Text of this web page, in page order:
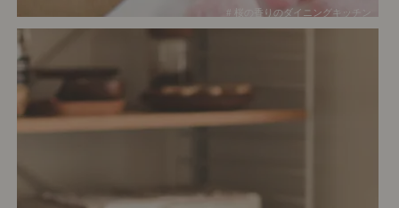
# 桜の香りのダイニングキッチン